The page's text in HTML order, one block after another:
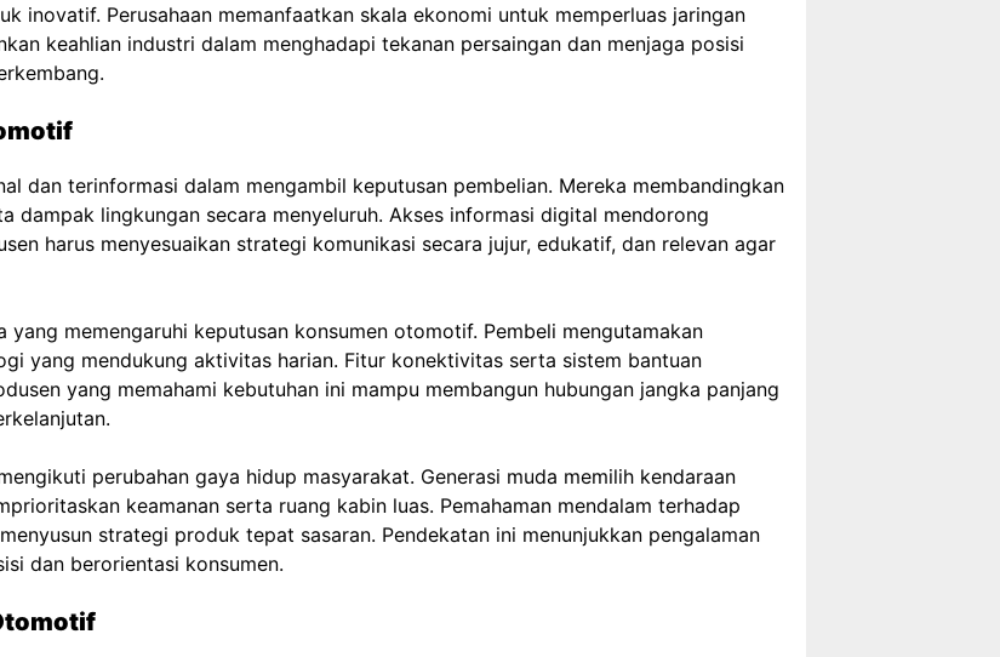
inovatif. Perusahaan memanfaatkan skala ekonomi untuk memperluas jaringan
keahlian industri dalam menghadapi tekanan persaingan dan menjaga posisi
dan terinformasi dalam mengambil keputusan pembelian. Mereka membandingkan
dampak lingkungan secara menyeluruh. Akses informasi digital mendorong
harus menyesuaikan strategi komunikasi secara jujur, edukatif, dan relevan agar
memengaruhi keputusan konsumen otomotif. Pembeli mengutamakan
yang mendukung aktivitas harian. Fitur konektivitas serta sistem bantuan
yang memahami kebutuhan ini mampu membangun hubungan jangka panjang
perubahan gaya hidup masyarakat. Generasi muda memilih kendaraan
keamanan serta ruang kabin luas. Pemahaman mendalam terhadap
strategi produk tepat sasaran. Pendekatan ini menunjukkan pengalaman
dan berorientasi konsumen.